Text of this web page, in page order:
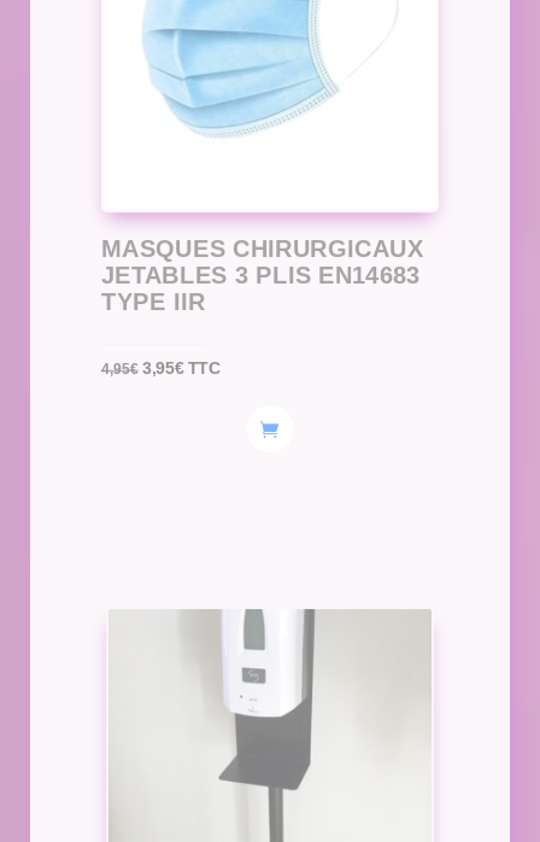
MASQUES CHIRURGICAUX
JETABLES 3 PLIS EN14683
TYPE IIR
4,95€ Le
3,95€Le
TTC